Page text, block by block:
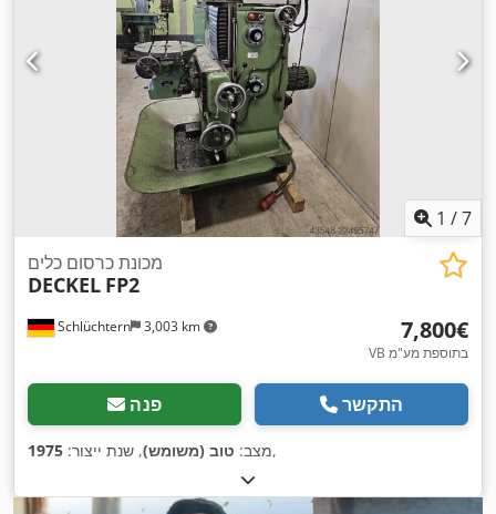
1 /7
Schlüchtern 3,003 km
מכונת כרסום כלים
DECKEL FP2
‏7,800 ‏€
VB בתוספת מע"מ
פנה התקשר
מצב: טוב (משומש), שנת ייצור: 1975 ,